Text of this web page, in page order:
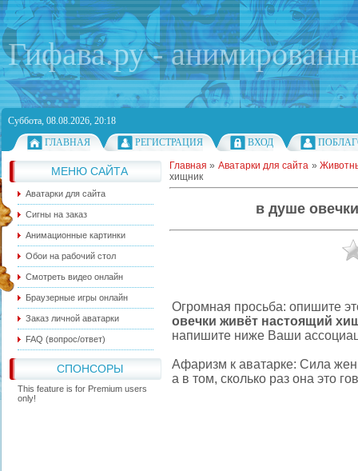
Гифава.ру -
Суббота, 08.08.2026, 20:18
ГЛАВНАЯ
РЕГИСТРАЦИЯ ВХОД
МЕНЮ САЙТА
Аватарки для сайта
Сигны на заказ
Анимационные картинки
Обои на рабочий стол
Смотреть видео онлайн
Браузерные игры онлайн
Заказ личной аватарки
FAQ (вопрос/ответ)
СПОНСОРЫ
This feature is for Premium users
only!
Главная » Аватарки для сайта »
хищник
в душе
Огромная просьба: опишите
овечки живёт настоящий
напишите ниже Ваши
Афаризм к аватарке: Сила
а в том, сколько раз она это